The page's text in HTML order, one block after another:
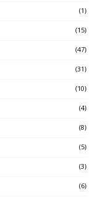
(1)
(15)
(47)
(31)
(10)
(4)
(8)
(5)
(3)
(6)